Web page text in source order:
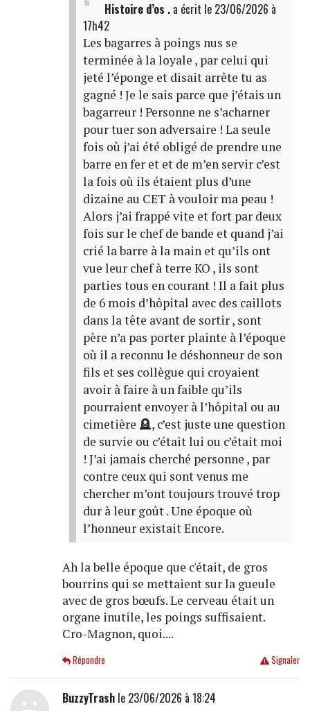
Histoire d’os .a écrit le 23/06/2026 à
17h42
Les bagarres à poings nus se
terminée à la loyale , par celui qui
jeté l’éponge et disait arrête tu as
gagné ! Je le sais parce que j’étais un
bagarreur ! Personne ne s’acharner
pour tuer son adversaire ! La seule
fois où j’ai été obligé de prendre une
barre en fer et et de m’en servir c’est
la fois où ils étaient plus d’une
dizaine au CET à vouloir ma peau !
Alors j’ai frappé vite et fort par deux
fois sur le chef de bande et quand j’ai
crié la barre à la main et qu’ils ont
vue leur chef à terre KO , ils sont
parties tous en courant ! Il a fait plus
de 6 mois d’hôpital avec des caillots
dans la tête avant de sortir , sont
père n’a pas porter plainte à l’époque
où il a reconnu le déshonneur de son
fils et ses collègue qui croyaient
avoir à faire à un faible qu’ils
pourraient envoyer à l’hôpital ou au
cimetière 🪦, c’est juste une question
de survie ou c’était lui ou c’était moi
! J’ai jamais cherché personne , par
contre ceux qui sont venus me
chercher m’ont toujours trouvé trop
dur à leur goût . Une époque où
l’honneur existait Encore.
Ah la belle époque que c'était, de gros
bourrins qui se mettaient sur la gueule
avec de gros bœufs. Le cerveau était un
organe inutile, les poings suffisaient.
Cro-Magnon, quoi....
Signaler
Répondre
BuzzyTrashle 23/06/2026 à 18:24